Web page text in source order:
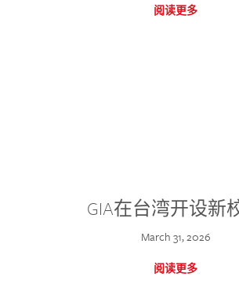
阅读更多
GIA在台湾开设新
March 31, 2026
阅读更多